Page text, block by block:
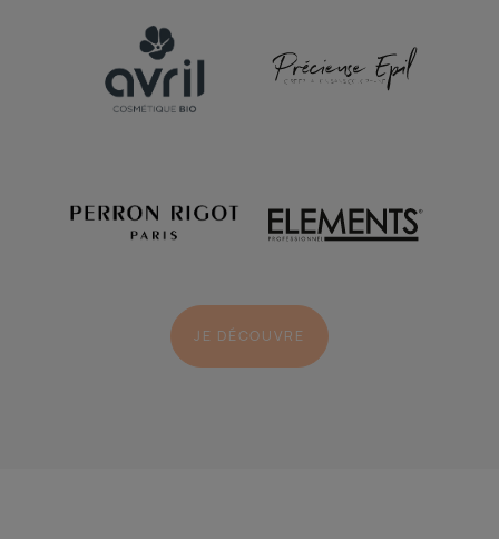
JE DÉCOUVRE